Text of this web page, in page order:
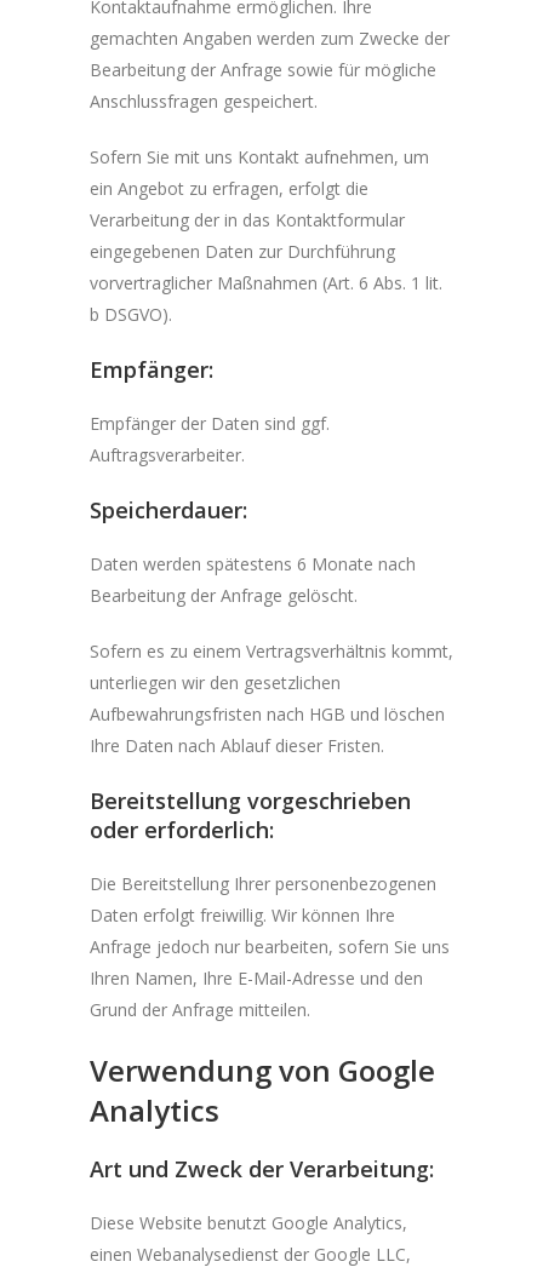
Kontaktaufnahme ermöglichen. Ihre
gemachten Angaben werden zum Zwecke der
Bearbeitung der Anfrage sowie für mögliche
Anschlussfragen gespeichert.
Sofern Sie mit uns Kontakt aufnehmen, um
ein Angebot zu erfragen, erfolgt die
Verarbeitung der in das Kontaktformular
eingegebenen Daten zur Durchführung
vorvertraglicher Maßnahmen (Art. 6 Abs. 1 lit.
b DSGVO).
Empfänger:
Empfänger der Daten sind ggf.
Auftragsverarbeiter.
Speicherdauer:
Daten werden spätestens 6 Monate nach
Bearbeitung der Anfrage gelöscht.
Sofern es zu einem Vertragsverhältnis kommt,
unterliegen wir den gesetzlichen
Aufbewahrungsfristen nach HGB und löschen
Ihre Daten nach Ablauf dieser Fristen.
Bereitstellung vorgeschrieben
oder erforderlich:
Die Bereitstellung Ihrer personenbezogenen
Daten erfolgt freiwillig. Wir können Ihre
Anfrage jedoch nur bearbeiten, sofern Sie uns
Ihren Namen, Ihre E-Mail-Adresse und den
Grund der Anfrage mitteilen.
Verwendung von Google
Analytics
Art und Zweck der Verarbeitung:
Diese Website benutzt Google Analytics,
einen Webanalysedienst der Google LLC,